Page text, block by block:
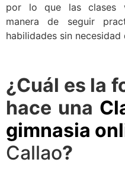
por lo que las clases
manera de seguir
habilidades sin necesidad
¿Cuál es la
hace una
gimnasia
Callao?